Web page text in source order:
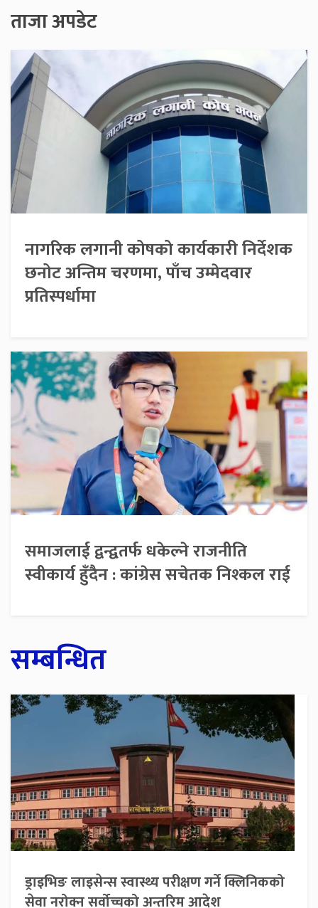
ताजा अपडेट
नागरिक लगानी कोषको कार्यकारी निर्देशक
छनोट अन्तिम चरणमा, पाँच उम्मेदवार
प्रतिस्पर्धामा
समाजलाई द्वन्द्वतर्फ धकेल्ने राजनीति
स्वीकार्य हुँदैन : कांग्रेस सचेतक निश्कल राई
सम्बन्धित
ड्राइभिङ लाइसेन्स स्वास्थ्य परीक्षण गर्ने क्लिनिकको
सेवा नरोक्न सर्वोच्चको अन्तरिम आदेश